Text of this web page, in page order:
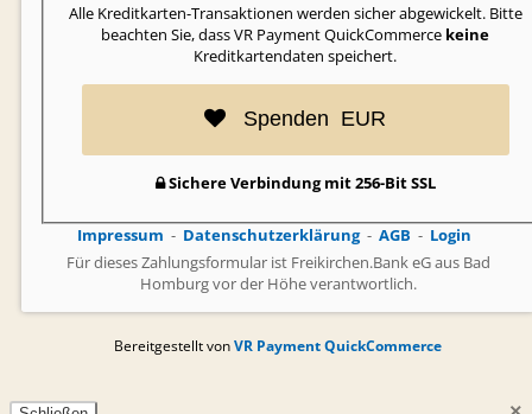
Alle Kreditkarten-Transaktionen werden sicher abgewickelt. Bitte
beachten Sie, dass VR Payment QuickCommerce keine
Kreditkartendaten speichert.
Spenden EUR
Sichere Verbindung mit 256-Bit SSL
Impressum Datenschutzerklärung AGB
Login
Für dieses Zahlungsformular ist Freikirchen.Bank eG aus Bad
Homburg vor der Höhe verantwortlich.
Bereitgestellt vonVR Payment QuickCommerce